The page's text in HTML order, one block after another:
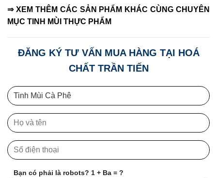
⇒ XEM THÊM CÁC SẢN PHẨM KHÁC CÙNG CHUYÊN
MỤC TINH MÙI THỰC PHẨM
ĐĂNG KÝ TƯ VẤN MUA HÀNG TẠI HOÁ
CHẤT TRẦN TIẾN
Bạn có phải là robots? 1 + Ba = ?